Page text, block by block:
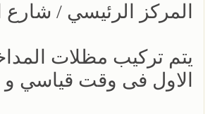
المركز الرئيسي /
يتم تركيب مظلات
الاول فى وقت قياسي و